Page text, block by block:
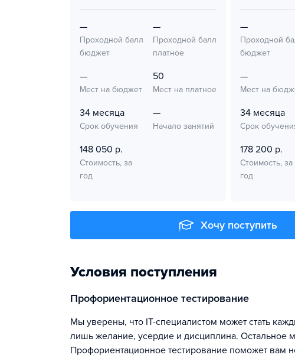
—
Проходной балл
бюджет
—
Проходной балл
платное
—
Мест на бюджет
50
Мест на платное
34 месяца
Срок обучения
—
Начало занятий
148 050 р.
Стоимость, за
год
—
Проходной
бюджет
—
Мест на
34 месяца
Срок
178 200 р.
Стоимость, за
год
Хочу поступить
Условия поступления
Профориентационное тестирование
Мы уверены, что IT-специалистом может стать каждый. Для достижения цели от вас нужны
лишь желание, усердие и дисциплина. Остальное
Профориентационное тестирование поможет вам